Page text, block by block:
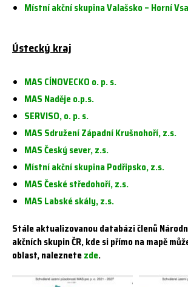
Místní akční skupina Valašsko – Horní
Ústecký kraj
MAS CÍNOVECKO o. p. s.
MAS Naděje o.p.s.
SERVISO, o. p. s.
MAS Sdružení Západní Krušnohoří, z.s.
MAS Český sever, z.s.
Místní akční skupina Podřipsko, z.s.
MAS České středohoří, z.s.
MAS Labské skály, z.s.
Stále aktualizovanou databázi členů
akčních skupin ČR, kde si přímo na mapě
oblast, naleznetezde.